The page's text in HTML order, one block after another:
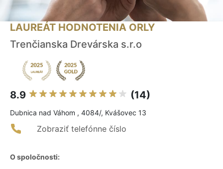
LAUREÁT HODNOTENIA ORLY
Trenčianska Drevárska s.r.o
8.9 (14)
Dubnica nad Váhom , 4084/, Kvášovec 13
Zobraziť telefónne číslo
O spoločnosti: